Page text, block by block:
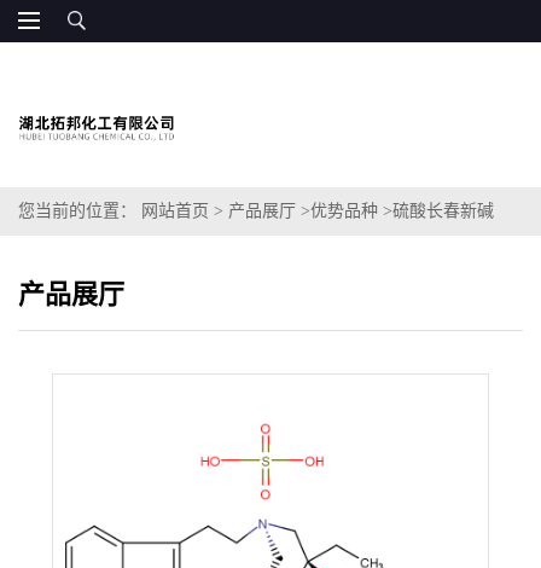
您当前的位置： 网站首页 > 产品展厅 >优势品种 >硫酸长春新碱
产品展厅